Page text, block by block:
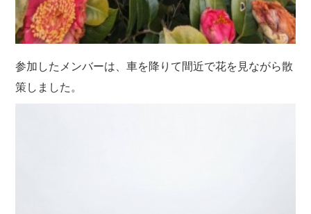
参加したメンバーは、車を降りて間近で花を見ながら散
策しました。